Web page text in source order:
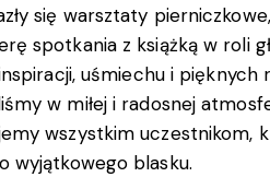
się warsztaty
spotkania z książką w roli
inspiracji, uśmiechu i
w miłej i radosnej
wszystkim uczestnikom,
wyjątkowego blasku.